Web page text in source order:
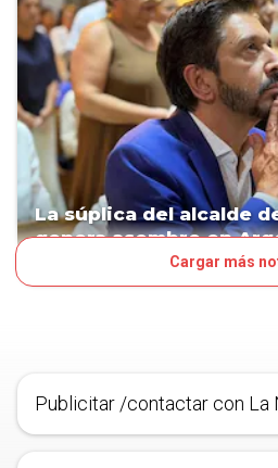
La súplica del alcalde
genera asombro en
Cargar más
Publicitar /contactar con La